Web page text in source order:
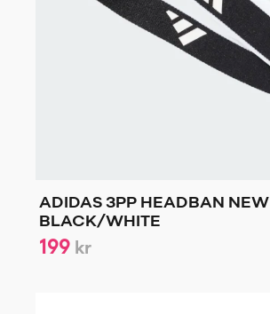
ADIDAS 3PP HEADBAN NEW
BLACK/WHITE
199 kr